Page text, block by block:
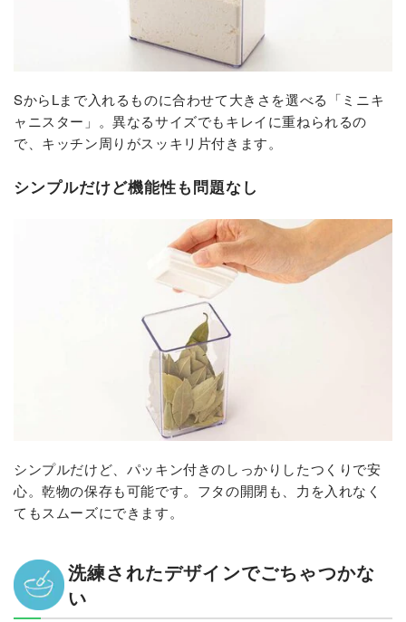
SからLまで入れるものに合わせて大きさを選べる「ミニキ
ャニスター」。異なるサイズでもキレイに重ねられるの
で、キッチン周りがスッキリ片付きます。
シンプルだけど機能性も問題なし
シンプルだけど、パッキン付きのしっかりしたつくりで安
心。乾物の保存も可能です。フタの開閉も、力を入れなく
てもスムーズにできます。
洗練されたデザインでごちゃつかな
い